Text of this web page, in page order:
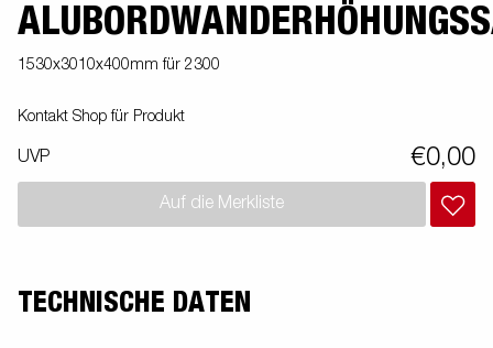
1530x3010x400mm für 2300
Kontakt Shop für Produkt
UVP €0,00
Auf die Merkliste
TECHNISCHE DATEN